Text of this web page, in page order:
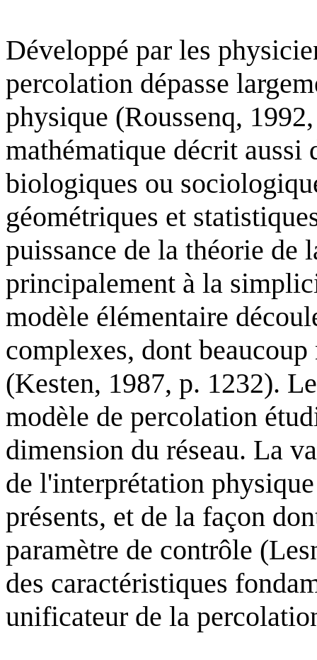
Développé par les
percolation dépasse
physique (Roussenq,
mathématique décrit aussi
biologiques ou
géométriques et
puissance de la théorie de
principalement à la
modèle élémentaire
complexes, dont
(Kesten, 1987, p. 1232).
modèle de percolation
dimension du réseau. La
de l'interprétation
présents, et de la façon
paramètre de contrôle
des caractéristiques
unificateur de la